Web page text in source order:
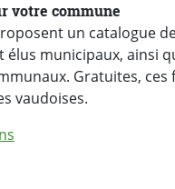
votre commune
un catalogue
municipaux, ainsi
Gratuites,
vaudoises.